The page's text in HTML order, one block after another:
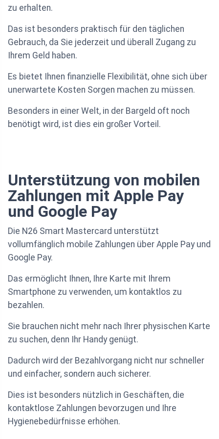
zu erhalten.
Das ist besonders praktisch für den täglichen
Gebrauch, da Sie jederzeit und überall Zugang zu
Ihrem Geld haben.
Es bietet Ihnen finanzielle Flexibilität, ohne sich über
unerwartete Kosten Sorgen machen zu müssen.
Besonders in einer Welt, in der Bargeld oft noch
benötigt wird, ist dies ein großer Vorteil.
Unterstützung von mobilen
Zahlungen mit Apple Pay
und Google Pay
Die N26 Smart Mastercard unterstützt
vollumfänglich mobile Zahlungen über Apple Pay und
Google Pay.
Das ermöglicht Ihnen, Ihre Karte mit Ihrem
Smartphone zu verwenden, um kontaktlos zu
bezahlen.
Sie brauchen nicht mehr nach Ihrer physischen Karte
zu suchen, denn Ihr Handy genügt.
Dadurch wird der Bezahlvorgang nicht nur schneller
und einfacher, sondern auch sicherer.
Dies ist besonders nützlich in Geschäften, die
kontaktlose Zahlungen bevorzugen und Ihre
Hygienebedürfnisse erhöhen.